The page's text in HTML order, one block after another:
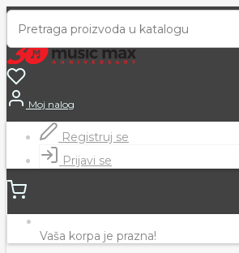
Moj nalog
Registruj se
Prijavi se
Vaša korpa je prazna!